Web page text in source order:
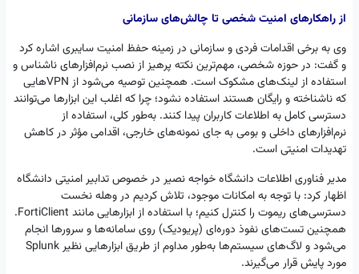
از راهکارهای امنیت شخصی تا چالش‌های سازمانی
وی به برخی اقدامات فردی و سازمانی در زمینه حفظ امنیت سایبری اشاره کرد
و گفت: در حوزه شخصی، مهم‌ترین نکته پرهیز از نصب نرم‌افزارهای ناشناس و
استفاده از لینک‌های مشکوک است. همچنین توصیه می‌شود از VPNهایی
که ناشناخته و رایگان هستند استفاده نشود؛ چرا که اغلب این ابزارها می‌توانند
دسترسی کامل به اطلاعات کاربران پیدا کنند. به‌طور کلی، استفاده از
نرم‌افزارهای داخلی و بومی به جای نمونه‌های خارجی، اقدامی مؤثر در کاهش
تهدیدات امنیتی است.
مدیر فناوری اطلاعات دانشگاه خواجه نصیر در خصوص تدابیر امنیتی دانشگاه
اظهار کرد: با توجه به امکانات موجود، تلاش کردیم در وهله نخست
دسترسی‌های ریموت را کنترل کنیم؛ با استفاده از ابزارهایی مانند FortiClient.
همچنین تست‌های نفوذ دوره‌ای (پریودیک) روی سامانه‌ها و سرورها انجام
می‌شود و لاگ‌های سیستم‌ها به‌طور مداوم از طریق ابزارهایی نظیر Splunk
مورد پایش قرار می‌گیرند.